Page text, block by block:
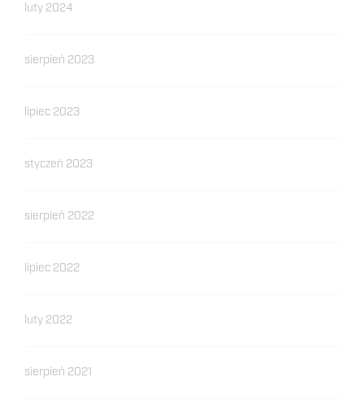
luty 2024
sierpień 2023
lipiec 2023
styczeń 2023
sierpień 2022
lipiec 2022
luty 2022
sierpień 2021